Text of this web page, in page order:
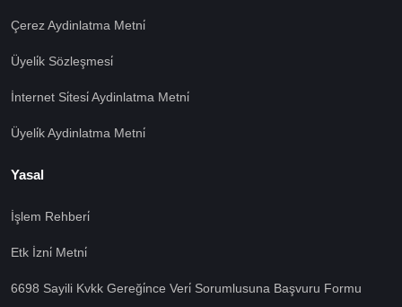
Çerez Aydinlatma Metni̇
Üyeli̇k Sözleşmesi̇
İnternet Si̇tesi̇ Aydinlatma Metni̇
Üyeli̇k Aydinlatma Metni̇
Yasal
İşlem Rehberi̇
Etk İzni̇ Metni̇
6698 Sayili Kvkk Gereği̇nce Veri̇ Sorumlusuna Başvuru Formu